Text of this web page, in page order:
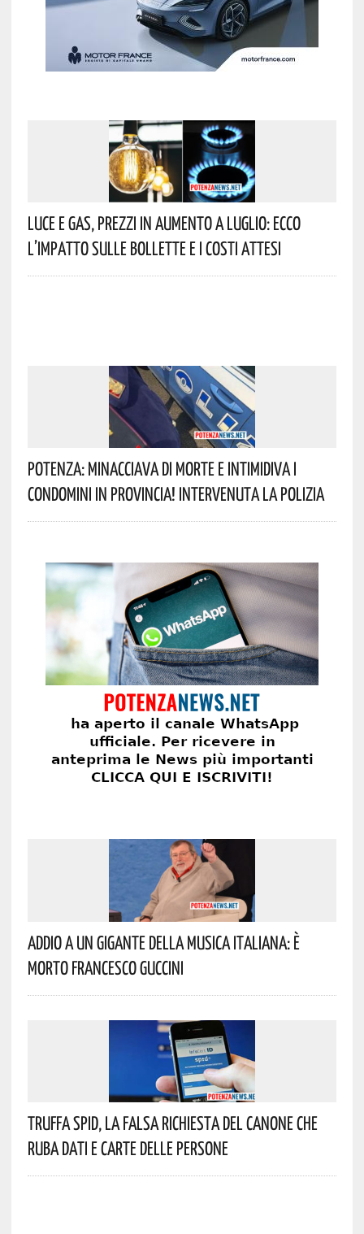
Luce E Gas, Prezzi In Aumento A Luglio: Ecco
L’impatto Sulle Bollette E I Costi Attesi
Potenza: Minacciava Di Morte E Intimidiva I
Condomini In Provincia! Intervenuta La Polizia
Addio A Un Gigante Della Musica Italiana: È
Morto Francesco Guccini
Truffa Spid, La Falsa Richiesta Del Canone Che
Ruba Dati E Carte Delle Persone